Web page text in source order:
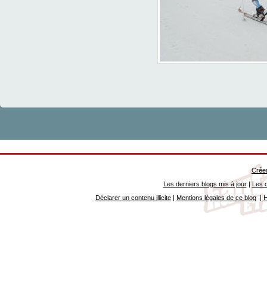
Les derniers blogs mis à jour| Les
Déclarer un contenu illicite| Mentions légales de ce blog|